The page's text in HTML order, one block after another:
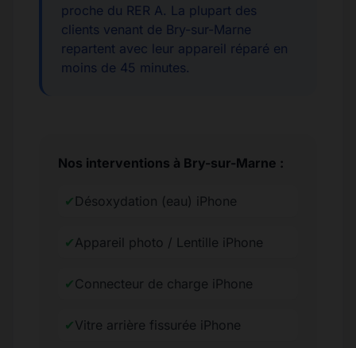
proche du RER A. La plupart des
clients venant de Bry-sur-Marne
repartent avec leur appareil réparé en
moins de 45 minutes.
Nos interventions à Bry-sur-Marne :
✔ Désoxydation (eau) iPhone
✔Appareil photo / Lentille iPhone
✔Connecteur de charge iPhone
✔Vitre arrière fissurée iPhone